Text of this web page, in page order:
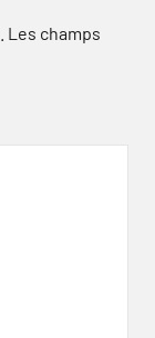
Les champs